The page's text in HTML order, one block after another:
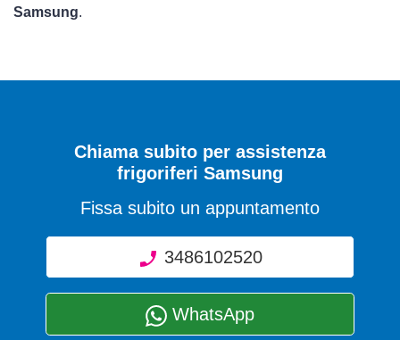
Samsung.
Chiama subito per assistenza
frigoriferi Samsung
Fissa subito un appuntamento
3486102520
WhatsApp